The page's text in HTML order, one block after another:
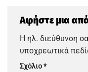
Αφήστε μια
Η ηλ. διεύθυνση
υποχρεωτικά
Σχόλιο*